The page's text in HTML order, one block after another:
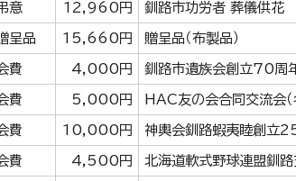
意 12,960円 釧路市功労者 葬儀供花
呈品 15,660円 贈呈品（布製品）
費 4,000円 釧路市遺族会創立70周
費 5,000円 HAC友の会合同交流会
費 10,000円 神輿会釧路蝦夷睦創立
費 4,500円 北海道軟式野球連盟釧路